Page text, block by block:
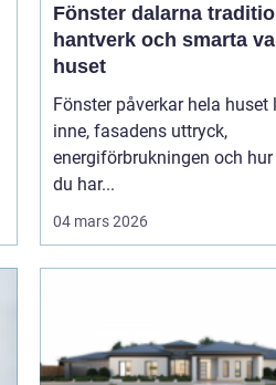
Fönster dalarna tradition,
hantverk och smarta
huset
Fönster påverkar hela huset ljuset
inne, fasadens uttryck,
energiförbrukningen och
du har...
04 mars 2026